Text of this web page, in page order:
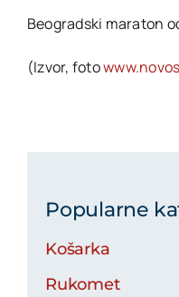
Beogradski maraton
(Izvor, foto
Popularne
Košarka
Rukomet